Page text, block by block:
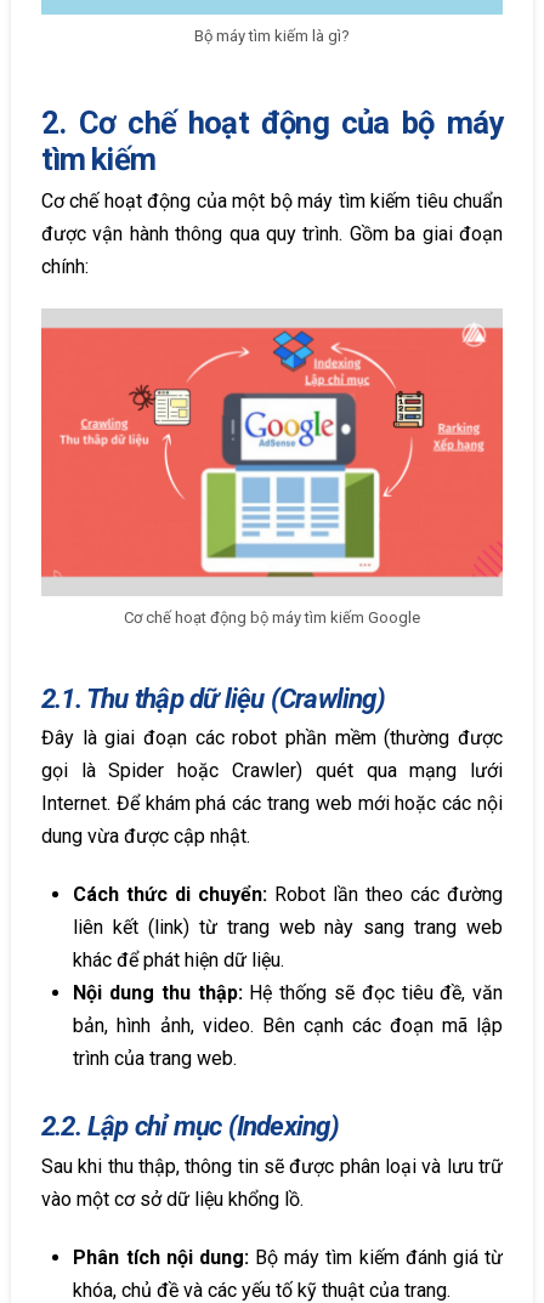
Bộ máy tìm kiếm là gì?
2. Cơ chế hoạt động của bộ máy
tìm kiếm
Cơ chế hoạt động của một bộ máy tìm kiếm tiêu chuẩn
được vận hành thông qua quy trình. Gồm ba giai đoạn
chính:
Cơ chế hoạt động bộ máy tìm kiếm Google
2.1. Thu thập dữ liệu (Crawling)
Đây là giai đoạn các robot phần mềm (thường được
gọi là Spider hoặc Crawler) quét qua mạng lưới
Internet. Để khám phá các trang web mới hoặc các nội
dung vừa được cập nhật.
Cách thức di chuyển: Robot lần theo các đường
liên kết (link) từ trang web này sang trang web
khác để phát hiện dữ liệu.
Nội dung thu thập:Hệ thống sẽ đọc tiêu đề, văn
bản, hình ảnh, video. Bên cạnh các đoạn mã lập
trình của trang web.
2.2. Lập chỉ mục (Indexing)
Sau khi thu thập, thông tin sẽ được phân loại và lưu trữ
vào một cơ sở dữ liệu khổng lồ.
Phân tích nội dung:Bộ máy tìm kiếm đánh giá từ
khóa, chủ đề và các yếu tố kỹ thuật của trang.